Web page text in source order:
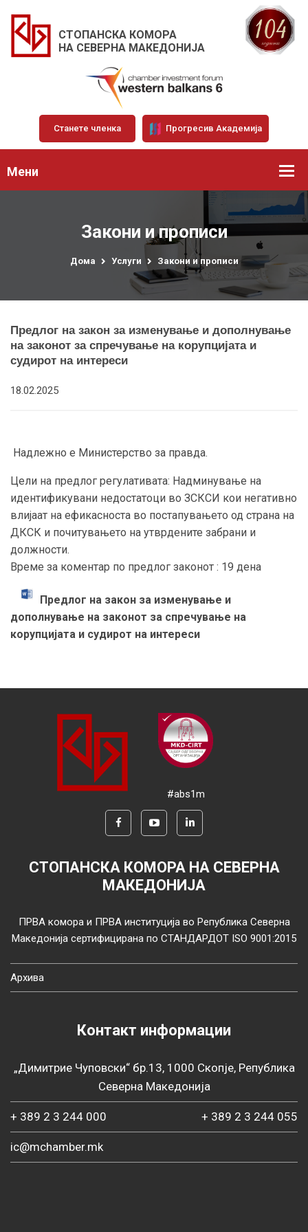
СТОПАНСКА КОМОРА
НА СЕВЕРНА МАКЕДОНИЈА
Станете членка Прогресив Академија
Мени
Закони и прописи
Дома Услуги Закони и прописи
Предлог на закон за изменување и дополнување
на законот за спречување на корупцијата и
судирот на интереси
18.02.2025
Надлежно е Министерство за правда.
Цели на предлог регулативата: Надминување на
идентификувани недостатоци во ЗСКСИ кои негативно
влијаат на ефикасноста во постапувањето од страна на
ДКСК и почитувањето на утврдените забрани и
должности.
Време за коментар по предлог законот : 19 дена
Предлог на закон за изменување и
дополнување на законот за спречување на
корупцијата и судирот на интереси
#abs1m
СТОПАНСКА КОМОРА НА СЕВЕРНА
МАКЕДОНИЈА
ПРВА комора и ПРВА институција во Република Северна
Македонија сертифицирана по СТАНДАРДОТ ISO 9001:2015
Архива
Контакт информации
„Димитрие Чуповски“ бр.13, 1000 Скопје, Република
Северна Македонија
+ 389 2 3 244 000 + 389 2 3 244 055
ic@mchamber.mk